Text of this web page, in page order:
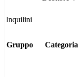
Inquilini
Gruppo
Categoria